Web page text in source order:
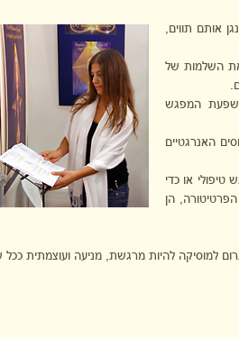
אותם תווים,
את השלמות של
השפעת המפגש
האנרגטיים
או כדי
הן
למוסיקה להיות מרגשת, מניעה ועוצמתית ככל